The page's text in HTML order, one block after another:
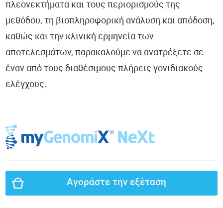
πλεονεκτήματα και τους περιορισμούς της
μεθόδου, τη βιοπληροφορική ανάλυση και απόδοση,
καθώς και την κλινική ερμηνεία των
αποτελεσμάτων, παρακαλούμε να ανατρέξετε σε
έναν από τους διαθέσιμους πλήρεις γονιδιακούς
ελέγχους.
Αγοράστε την εξέταση